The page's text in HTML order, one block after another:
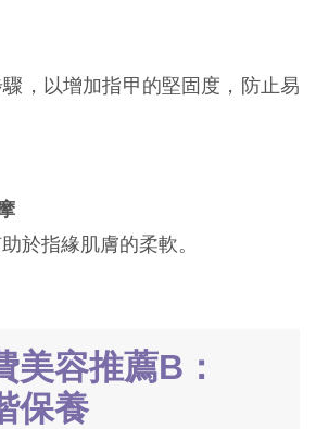
，以增加指甲的堅固度，防止易
於指緣肌膚的柔軟。
美容推薦B：
保養